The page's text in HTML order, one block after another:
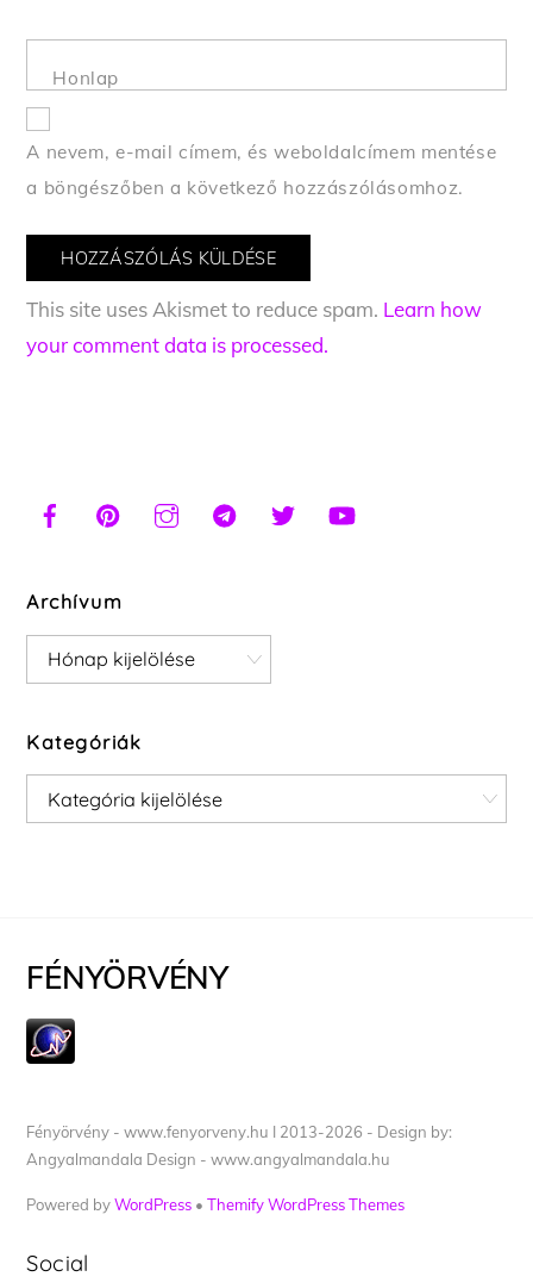
Honlap
A nevem, e-mail címem, és weboldalcímem mentése
a böngészőben a következő hozzászólásomhoz.
This site uses Akismet to reduce spam. Learn how
your comment data is processed.
Archívum
Archívum
Kategóriák
Kategóriák
FÉNYÖRVÉNY
Fényörvény - www.fenyorveny.hu I 2013-2026 - Design by:
Angyalmandala Design - www.angyalmandala.hu
Powered byWordPress •Themify WordPress Themes
Social